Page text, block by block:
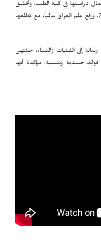
دراستها في كلية الطب، وتحقيق
حلمها بالمشاركة في أولمبياد لوس أنجلوس 2028، ورفع علم العراق عالياً، مع تطلعها
إلى الفتيات والنساء، حثتهن
فوائد جسدية ونفسية، مؤكدة أنها